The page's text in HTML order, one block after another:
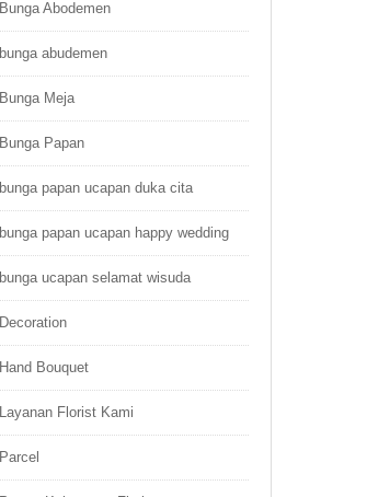
Bunga Abodemen
bunga abudemen
Bunga Meja
Bunga Papan
bunga papan ucapan duka cita
bunga papan ucapan happy wedding
bunga ucapan selamat wisuda
Decoration
Hand Bouquet
Layanan Florist Kami
Parcel